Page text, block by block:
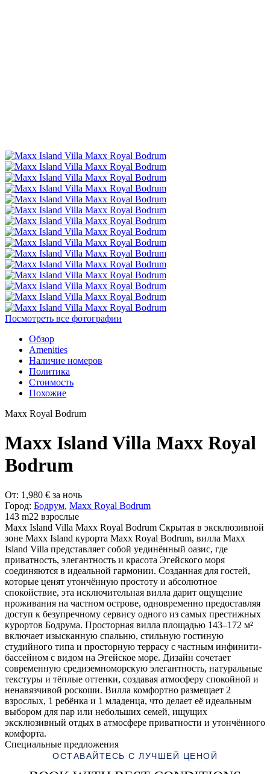
Посмотреть все фотографии
Обзор
Amenities
Наличие номеров
Политика
Стоимость
Похожие
Maxx Royal Bodrum
Maxx Island Villa Maxx Royal
Bodrum
От: 1,980 € за ночь
Город: Бодрум, Maxx Royal Bodrum
143 m22 взрослые
Maxx Island Villa Maxx Royal Bodrum Скрытая в эксклюзивной
зоне Maxx Island курорта Maxx Royal Bodrum, вилла Maxx
Island Villa представляет собой уединённый оазис, где
приватность, элегантность и красота Эгейского моря
соединяются в идеальной гармонии. Созданная для гостей,
которые ценят утончённую простоту и абсолютное
спокойствие, эта исключительная вилла дарит ощущение
проживания на частном острове, одновременно предоставляя
доступ к безупречному сервису одного из самых престижных
курортов Бодрума. Просторная вилла площадью 143–172 м²
включает изысканную спальню, стильную гостиную
студийного типа и просторную террасу с частным инфинити-
бассейном с видом на Эгейское море. Дизайн сочетает
современную средиземноморскую элегантность, натуральные
текстуры и тёплые оттенки, создавая атмосферу спокойной и
ненавязчивой роскоши. Вилла комфортно размещает 2
взрослых, 1 ребёнка и 1 младенца, что делает её идеальным
выбором для пар или небольших семей, ищущих
эксклюзивный отдых в атмосфере приватности и утончённого
комфорта.
Специальные предложения
ОСТАВАЙТЕСЬ С ЛУЧШЕЙ ЦЕНОЙ